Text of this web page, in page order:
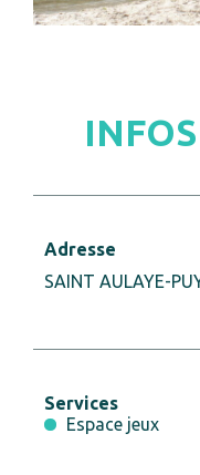
Adresse
SAINT AULAYE-
Services
Espace jeux